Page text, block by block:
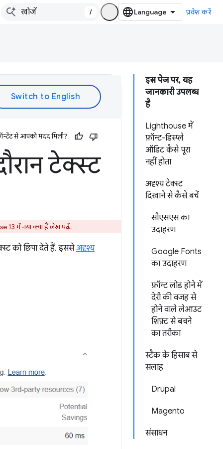
/ प्रवेश करें
इस पेज पर, यह
जानकारी उपलब्ध
है
Lighthouse में
फ़ॉन्ट-डिस्प्ले
ऑडिट कैसे पूरा
नहीं होता
अदृश्य टेक्स्ट
दिखाने से कैसे बचें
सीएसएस का
उदाहरण
Google Fonts
का उदाहरण
फ़ॉन्ट लोड होने में
देरी की वजह से
होने वाले लेआउट
शिफ़्ट से बचने
का तरीका
स्टैक के हिसाब से
सलाह
Drupal
Magento
संसाधन
से आपको मदद मिली?
टेक्स्ट
13 में नया क्या हैलेख पढ़ें.
को छिपा देते हैं. इससेअदृश्य